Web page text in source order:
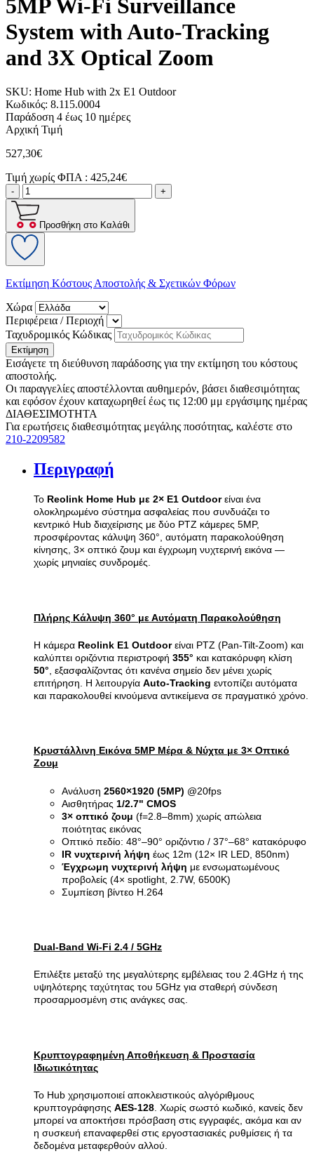
5MP Wi-Fi Surveillance
System with Auto-Tracking
and 3X Optical Zoom
SKU: Home Hub with 2x E1 Outdoor
Κωδικός: 8.115.0004
Παράδοση 4 έως 10 ημέρες
Αρχική Τιμή
527,30€
Τιμή χωρίς ΦΠΑ : 425,24€
- +
Προσθήκη στο Καλάθι
Εκτίμηση Κόστους Αποστολής & Σχετικών Φόρων
Χώρα
Περιφέρεια / Περιοχή
Ταχυδρομικός Κώδικας
Εκτίμηση
Εισάγετε τη διεύθυνση παράδοσης για την εκτίμηση του κόστους
αποστολής.
Οι παραγγελίες αποστέλλονται αυθημερόν, βάσει διαθεσιμότητας
και εφόσον έχουν καταχωρηθεί έως τις 12:00 μμ εργάσιμης ημέρας
ΔΙΑΘΕΣΙΜΟΤΗΤΑ
Για ερωτήσεις διαθεσιμότητας μεγάλης ποσότητας, καλέστε στο
210-2209582
Περιγραφή
Το Reolink Home Hub με 2× E1 Outdoorείναι ένα
ολοκληρωμένο σύστημα ασφαλείας που συνδυάζει το
κεντρικό Hub διαχείρισης με δύο PTZ κάμερες 5MP,
προσφέροντας κάλυψη 360°, αυτόματη παρακολούθηση
κίνησης, 3× οπτικό ζουμ και έγχρωμη νυχτερινή εικόνα —
χωρίς μηνιαίες συνδρομές.
Πλήρης Κάλυψη 360° με Αυτόματη Παρακολούθηση
Η κάμερα Reolink E1 Outdoorείναι PTZ (Pan-Tilt-Zoom) και
καλύπτει οριζόντια περιστροφή 355° και κατακόρυφη κλίση
50° , εξασφαλίζοντας ότι κανένα σημείο δεν μένει χωρίς
επιτήρηση. Η λειτουργία Auto-Tracking εντοπίζει αυτόματα
και παρακολουθεί κινούμενα αντικείμενα σε πραγματικό χρόνο.
Κρυστάλλινη Εικόνα 5MP Μέρα & Νύχτα με 3× Οπτικό
Ζουμ
Ανάλυση 2560×1920 (5MP) @20fps
Αισθητήρας 1/2.7" CMOS
3× οπτικό ζουμ (f=2.8–8mm) χωρίς απώλεια
ποιότητας εικόνας
Οπτικό πεδίο: 48°–90° οριζόντιο / 37°–68° κατακόρυφο
IR νυχτερινή λήψη έως 12m (12× IR LED, 850nm)
Έγχρωμη νυχτερινή λήψη με ενσωματωμένους
προβολείς (4× spotlight, 2.7W, 6500K)
Συμπίεση βίντεο H.264
Dual-Band Wi-Fi 2.4 / 5GHz
Επιλέξτε μεταξύ της μεγαλύτερης εμβέλειας του 2.4GHz ή της
υψηλότερης ταχύτητας του 5GHz για σταθερή σύνδεση
προσαρμοσμένη στις ανάγκες σας.
Κρυπτογραφημένη Αποθήκευση & Προστασία
Ιδιωτικότητας
Το Hub χρησιμοποιεί αποκλειστικούς αλγόριθμους
κρυπτογράφησης AES-128. Χωρίς σωστό κωδικό, κανείς δεν
μπορεί να αποκτήσει πρόσβαση στις εγγραφές, ακόμα και αν
η συσκευή επαναφερθεί στις εργοστασιακές ρυθμίσεις ή τα
δεδομένα μεταφερθούν αλλού.